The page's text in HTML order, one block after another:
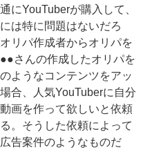
にYouTuberが購入して、
は特に問題はないだろ
リパ作成者からオリパを
さんの作成したオリパを
ようなコンテンツをアッ
合、人気YouTuberに自分
画を作って欲しいと依頼
。そうした依頼によって
告案件のようなものだ